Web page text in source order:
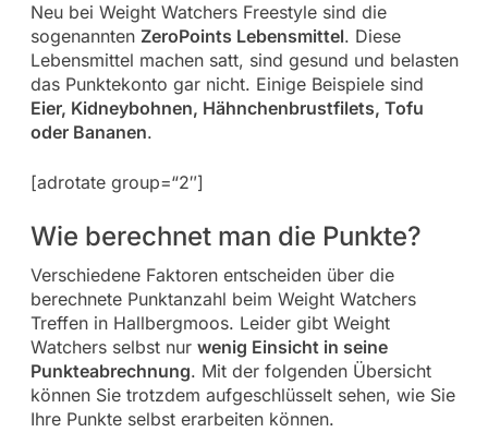
Neu bei Weight Watchers Freestyle sind die
sogenannten ZeroPoints Lebensmittel. Diese
Lebensmittel machen satt, sind gesund und belasten
das Punktekonto gar nicht. Einige Beispiele sind
Eier, Kidneybohnen, Hähnchenbrustfilets, Tofu
oder Bananen.
[adrotate group=“2″]
Wie berechnet man die Punkte?
Verschiedene Faktoren entscheiden über die
berechnete Punktanzahl beim Weight Watchers
Treffen in Hallbergmoos. Leider gibt Weight
Watchers selbst nur wenig Einsicht in seine
Punkteabrechnung. Mit der folgenden Übersicht
können Sie trotzdem aufgeschlüsselt sehen, wie Sie
Ihre Punkte selbst erarbeiten können.